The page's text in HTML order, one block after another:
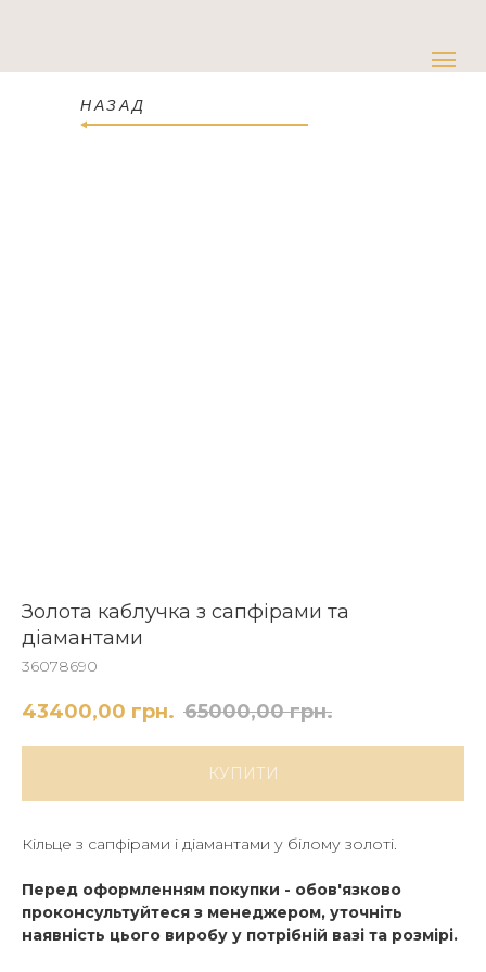
НАЗАД
Золота каблучка з сапфірами та
діамантами
36078690
43400,00 грн. 65000,00 грн.
КУПИТИ
Кільце з сапфірами і діамантами у білому золоті.
Перед оформленням покупки - обов'язково
проконсультуйтеся з менеджером, уточніть
наявність цього виробу у потрібній вазі та розмірі.